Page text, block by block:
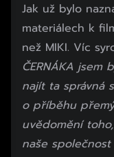
Jak už bylo
materiálech k
než MIKI. Víc
ČERNÁKA jsem
najít ta správná
o příběhu
uvědomění
naše společnost